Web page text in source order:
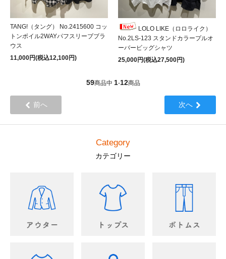
TANG!（タング） No.2415600 コッ
トンボイル2WAYパフスリーブブラ
ウス
11,000円(税込12,100円)
LOLO LIKE（ロロライク）
No.2LS-123 スタンドカラープルオ
ーバービッグシャツ
25,000円(税込27,500円)
59商品中 1-12商品
前へ 次へ
Category
カテゴリー